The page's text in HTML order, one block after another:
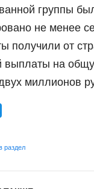
группы
не менее
получили от
выплаты на
миллионов
раздел